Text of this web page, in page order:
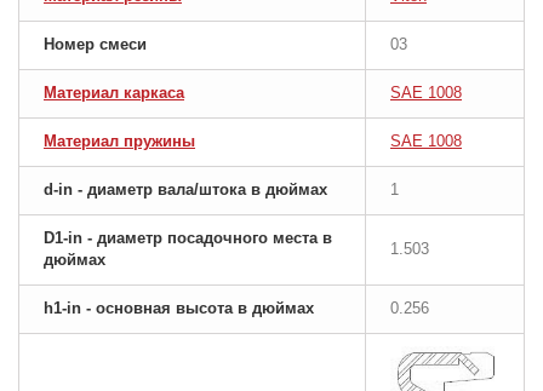
Номер смеси 03
Материал каркаса SAE 1008
Материал пружины SAE 1008
d-in - диаметр вала/штока в дюймах 1
D1-in - диаметр посадочного места в
дюймах
1.503
h1-in - основная высота в дюймах 0.256